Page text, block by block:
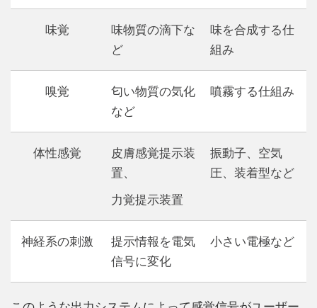
味覚
味物質の滴下な
ど
味を合成する仕
組み
嗅覚
匂い物質の気化
など
噴霧する仕組み
体性感覚
皮膚感覚提示装
置、
力覚提示装置
振動子、空気
圧、装着型など
神経系の刺激
提示情報を電気
信号に変化
小さい電極など